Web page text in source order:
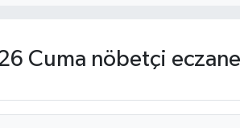
Cuma nöbetçi